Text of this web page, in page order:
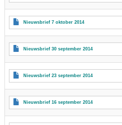
Nieuwsbrief 7 oktober 2014
Nieuwsbrief 30 september 2014
Nieuwsbrief 23 september 2014
Nieuwsbrief 16 september 2014